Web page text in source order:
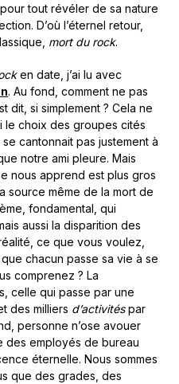
tout révéler de sa nature
D’où l’éternel retour,
mort du rock.
en date, j’ai lu avec
. Au fond, comment ne pas
dit, si simplement ? Cela ne
le choix des groupes cités
cantonnait pas justement à
notre ami pleure. Mais
nous apprend est plus gros
source même de la mort de
fondamental, qui
aussi la disparition des
ce que vous voulez,
chacun passe sa vie à se
comprenez ? La
celle qui passe par une
des milliers d’activitéspar
personne n’ose avouer
des employés de bureau
éternelle. Nous sommes
que des grades, des